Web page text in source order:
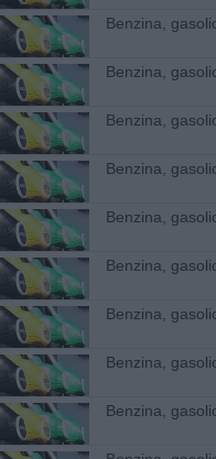
​Benzina,
​Benzina,
​Benzina,
​Benzina,
​Benzina,
​Benzina,
​Benzina,
​Benzina,
​Benzina,